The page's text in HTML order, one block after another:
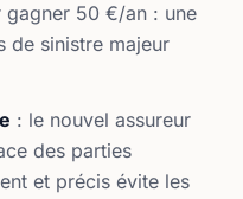
gagner 50 €/an : une
de sinistre majeur
: le nouvel assureur
des parties
et précis évite les